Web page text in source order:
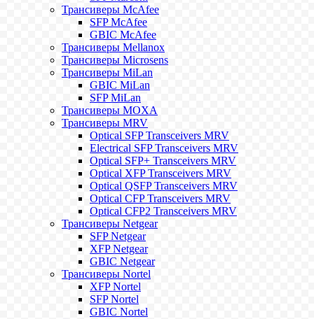
Трансиверы McAfee
SFP McAfee
GBIC McAfee
Трансиверы Mellanox
Трансиверы Microsens
Трансиверы MiLan
GBIC MiLan
SFP MiLan
Трансиверы MOXA
Трансиверы MRV
Optical SFP Transceivers MRV
Electrical SFP Transceivers MRV
Optical SFP+ Transceivers MRV
Optical XFP Transceivers MRV
Optical QSFP Transceivers MRV
Optical CFP Transceivers MRV
Optical CFP2 Transceivers MRV
Трансиверы Netgear
SFP Netgear
XFP Netgear
GBIC Netgear
Трансиверы Nortel
XFP Nortel
SFP Nortel
GBIC Nortel